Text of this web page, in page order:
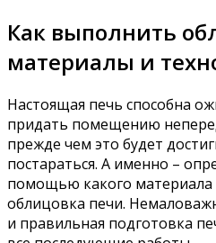
Как выполнить
материалы и
Настоящая печь способна
придать помещению
прежде чем это будет
постараться. А именно –
помощью какого материала
облицовка печи.
и правильная подготовка